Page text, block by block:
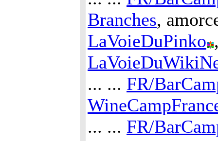
Branches,
LaVoieDuPinko
... ... FR/
... ... FR/